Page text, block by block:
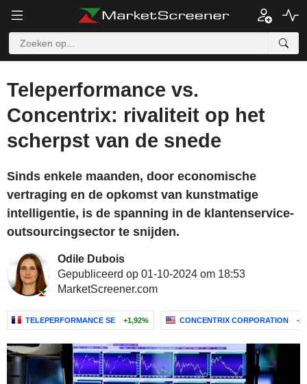
Teleperformance vs.
Concentrix: rivaliteit op het
scherpst van de snede
Sinds enkele maanden, door economische
vertraging en de opkomst van kunstmatige
intelligentie, is de spanning in de klantenservice-
outsourcingsector te snijden.
Odile Dubois
Gepubliceerd op 01-10-2024 om 18:53
MarketScreener.com
TELEPERFORMANCE SE +1,92% CONCENTRIX CORPORATION -